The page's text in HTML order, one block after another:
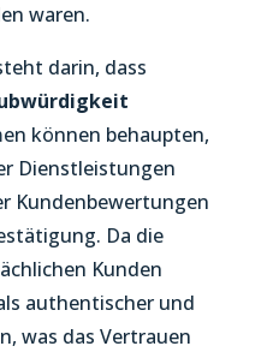
waren.
darin, dass
können behaupten,
Dienstleistungen
Kundenbewertungen
Da die
Kunden
authentischer und
was das Vertrauen